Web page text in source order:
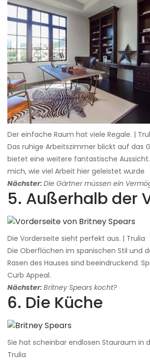
Der einfache Raum hat viele Regale. |
Das ruhige Arbeitszimmer blickt auf das
bietet eine weitere fantastische
mich, wie viel Arbeit hier geleistet wurde
Nächster: Die Gärtner müssen ein
5. Außerhalb der
Die Vorderseite sieht perfekt aus. | Trulia
Die Oberflächen im spanischen Stil und
Rasen des Hauses sind beeindruckend.
Curb Appeal.
Nächster: Britney Spears kocht?
6. Die Küche
Sie hat scheinbar endlosen Stauraum in
Trulia